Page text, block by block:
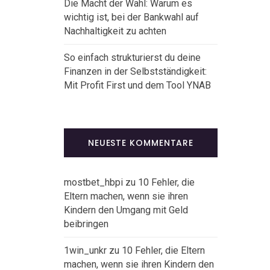
Die Macht der Wahl: Warum es
wichtig ist, bei der Bankwahl auf
Nachhaltigkeit zu achten
So einfach strukturierst du deine
Finanzen in der Selbstständigkeit:
Mit Profit First und dem Tool YNAB
NEUESTE KOMMENTARE
mostbet_hbpi zu 10 Fehler, die
Eltern machen, wenn sie ihren
Kindern den Umgang mit Geld
beibringen
1win_unkr zu 10 Fehler, die Eltern
machen, wenn sie ihren Kindern den